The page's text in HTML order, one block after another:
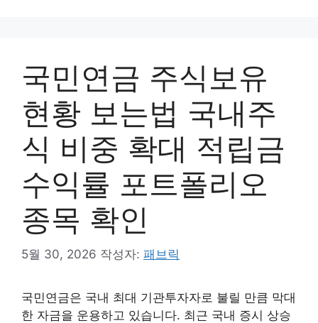
국민연금 주식보유
현황 보는법 국내주
식 비중 확대 적립금
수익률 포트폴리오
종목 확인
5월 30, 2026 작성자: 패브릭
국민연금은 국내 최대 기관투자자로 불릴 만큼 막대
한 자금을 운용하고 있습니다. 최근 국내 증시 상승